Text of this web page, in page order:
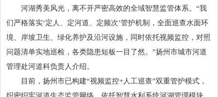
河湖秀美风光，离不开严密高效的全域智慧监管体系。“我
们严格落实‘定人、定河道、定频次’管护机制，全面巡查水面环
境、岸坡卫生、绿化养护及沿河设施，同时依托视频监控，对照
问题清单实地巡检，各类隐患短板一目了然。”扬州市城市河道
管理处河道科负责人介绍。
目前，扬州市已构建“视频监控+人工巡查”双重管护模式，
织密织牢河道生态监管网络。依托智慧水利系统河湖管理模块，